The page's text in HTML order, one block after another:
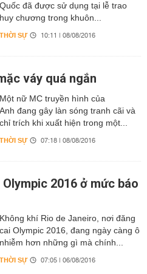
Quốc đã được sử dụng tại lễ trao
huy chương trong khuôn...
THỜI SỰ 10:11 | 08/08/2016
váy quá ngắn
Một nữ MC truyền hình của
Anh đang gây làn sóng tranh cãi và
chỉ trích khi xuất hiện trong một...
THỜI SỰ 07:18 | 08/08/2016
2016 ở mức báo
Không khí Rio de Janeiro, nơi đăng
cai Olympic 2016, đang ngày càng ô
nhiễm hơn những gì mà chính...
THỜI SỰ 07:05 | 06/08/2016